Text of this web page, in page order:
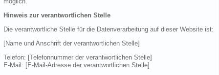
Hinweis zur verantwortlichen Stelle
Die verantwortliche Stelle für die Datenverarbeitung auf dieser Website ist:
[Name und Anschrift der verantwortlichen Stelle]
Telefon: [Telefonnummer der verantwortlichen Stelle]
E-Mail: [E-Mail-Adresse der verantwortlichen Stelle]